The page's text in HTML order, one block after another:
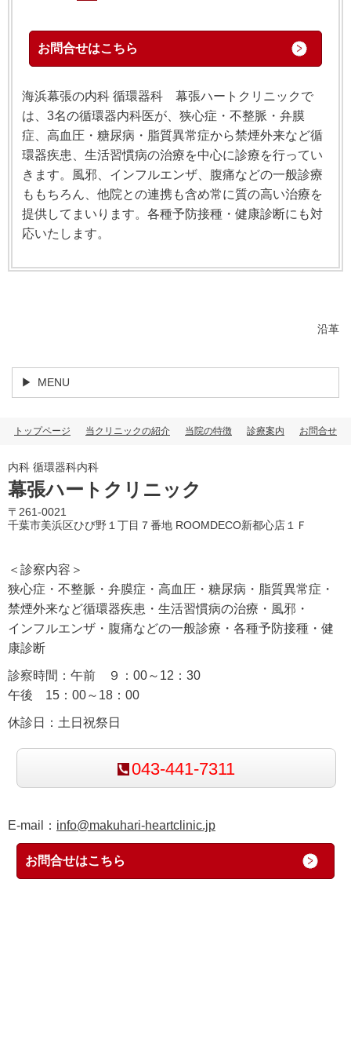
お問合せはこちら
海浜幕張の内科 循環器科 幕張ハートクリニックで
は、3名の循環器内科医が、狭心症・不整脈・弁膜
症、高血圧・糖尿病・脂質異常症から禁煙外来など循
環器疾患、生活習慣病の治療を中心に診療を行ってい
きます。風邪、インフルエンザ、腹痛などの一般診療
ももちろん、他院との連携も含め常に質の高い治療を
提供してまいります。各種予防接種・健康診断にも対
応いたします。
沿革
MENU
トップページ 当クリニックの紹介 当院の特徴 診療案内 お問合せ
内科 循環器科内科
幕張ハートクリニック
〒261-0021
千葉市美浜区ひび野１丁目７番地 ROOMDECO新都心店１Ｆ
＜診察内容＞
狭心症・不整脈・弁膜症 ・ 高血圧・糖尿病・脂質異常症 ・
禁煙外来など循環器疾患 ・生活習慣病の治療・風邪・
インフルエンザ・腹痛などの一般診療・各種予防接種・健
康診断
診察時間：午前 ９：00～12：30
午後 15：00～18：00
休診日：土日祝祭日
043-441-7311
E-mail： info@makuhari-heartclinic.jp
お問合せはこちら